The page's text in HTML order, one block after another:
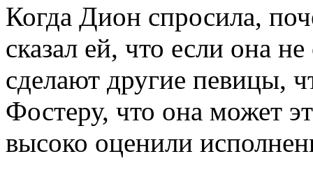
Когда Дион спросила,
сказал ей, что если она
сделают другие певицы,
Фостеру, что она может
высоко оценили